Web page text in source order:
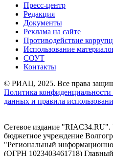
Пресс-центр
Редакция
Документы
Реклама на сайте
Противодействие
Использование
СОУТ
Контакты
© РИАЦ, 2025. Все права
Политика
данных и правила
Сетевое издание "RIAC34.RU".
бюджетное учреждение
"Региональный
(ОГРН 1023403461718)